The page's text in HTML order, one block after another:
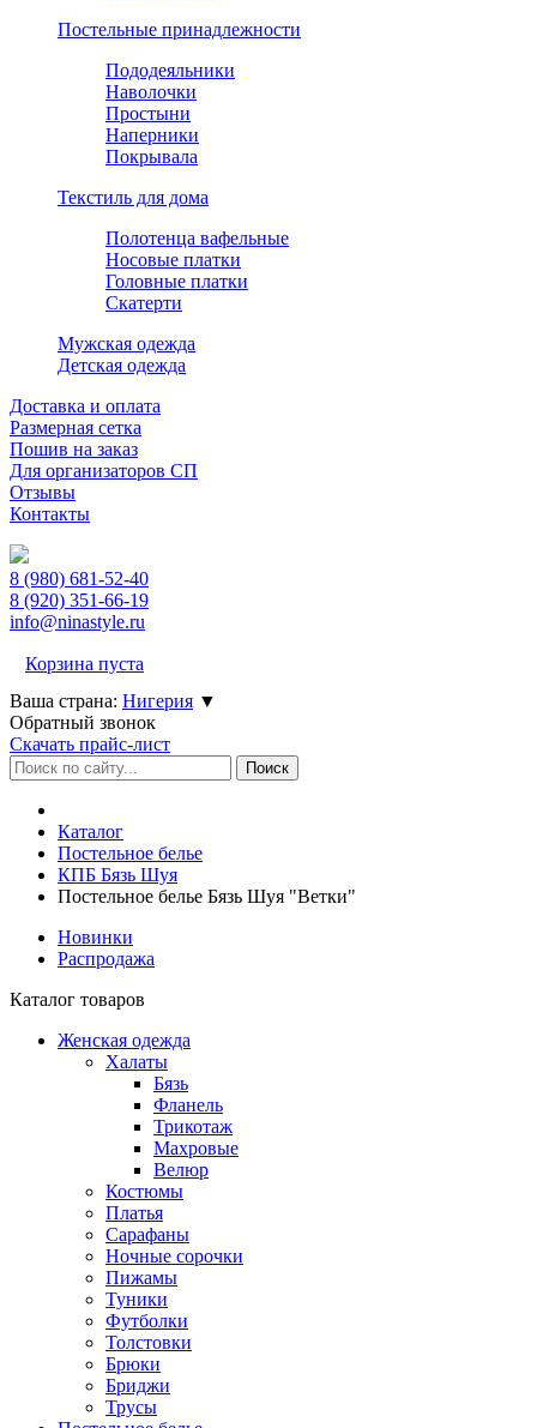
Постельные принадлежности
Пододеяльники
Наволочки
Простыни
Наперники
Покрывала
Текстиль для дома
Полотенца вафельные
Носовые платки
Головные платки
Скатерти
Мужская одежда
Детская одежда
Доставка и оплата
Размерная сетка
Пошив на заказ
Для организаторов СП
Отзывы
Контакты
8 (980) 681-52-40
8 (920) 351-66-19
info@ninastyle.ru
Корзина пуста
Ваша страна: Нигерия ▼
Обратный звонок
Скачать прайс-лист
Каталог
Постельное белье
КПБ Бязь Шуя
Постельное белье Бязь Шуя "Ветки"
Новинки
Распродажа
Каталог товаров
Женская одежда
Халаты
Бязь
Фланель
Трикотаж
Махровые
Велюр
Костюмы
Платья
Сарафаны
Ночные сорочки
Пижамы
Туники
Футболки
Толстовки
Брюки
Бриджи
Трусы